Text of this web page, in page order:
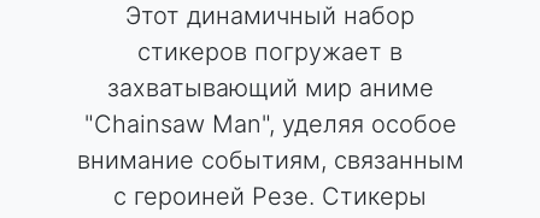
Этот динамичный набор
стикеров погружает в
захватывающий мир аниме
"Chainsaw Man", уделяя особое
внимание событиям, связанным
с героиней Резе. Стикеры